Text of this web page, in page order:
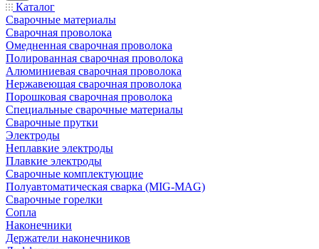
Каталог
Сварочные материалы
Сварочная проволока
Омедненная сварочная проволока
Полированная сварочная проволока
Алюминиевая сварочная проволока
Нержавеющая сварочная проволока
Порошковая сварочная проволока
Специальные сварочные материалы
Сварочные прутки
Электроды
Неплавкие электроды
Плавкие электроды
Сварочные комплектующие
Полуавтоматическая сварка (MIG-MAG)
Сварочные горелки
Сопла
Наконечники
Держатели наконечников